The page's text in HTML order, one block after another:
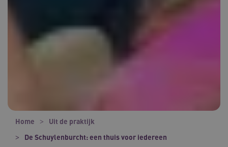
Home
Uit de praktijk
De Schuylenburcht: een thuis voor iedereen